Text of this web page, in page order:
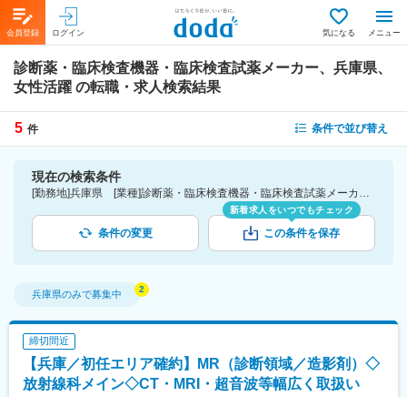
会員登録 ログイン 気になる メニュー
診断薬・臨床検査機器・臨床検査試薬メーカー、兵庫県、
女性活躍 の転職・求人検索結果
5 件 条件で並び替え
現在の検索条件
[勤務地]兵庫県 [業種]診断薬・臨床検査機器・臨床検査試薬メーカー-医薬品・医療機器・ライフサイエンス・医療系サービス [詳細条件](会社・職場の環境)女性活躍
条件の変更
新着求人をいつでもチェック
この条件を保存
兵庫県のみで募集中
締切間近
【兵庫／初任エリア確約】MR（診断領域／造影剤）◇
放射線科メイン◇CT・MRI・超音波等幅広く取扱い